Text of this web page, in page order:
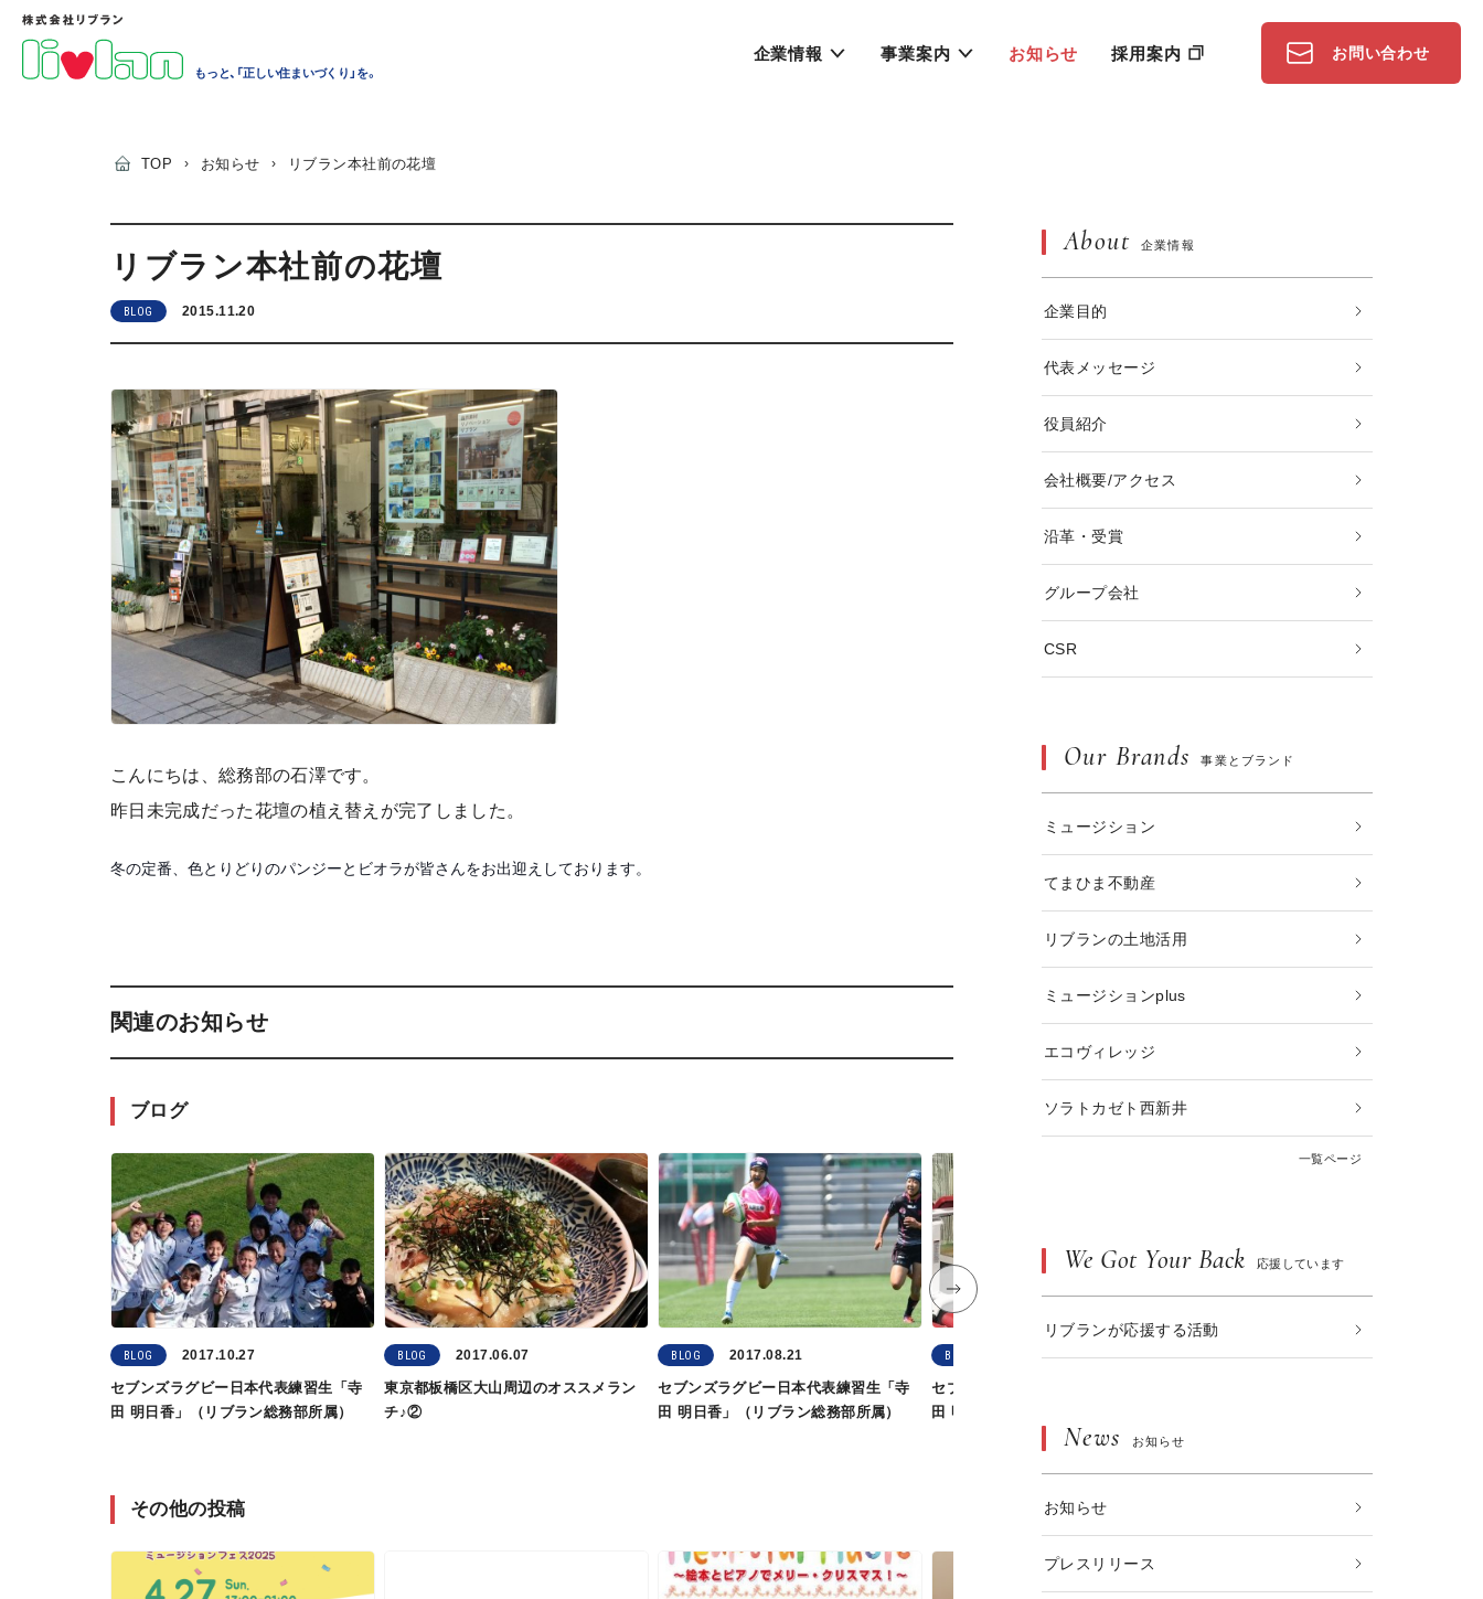
もっと、「正しい住まいづくり」を。
企業情報 事業案内 お知らせ 採用案内 お問い合わせ
TOP › お知らせ › リブラン本社前の花壇
リブラン本社前の花壇
BLOG 2015.11.20
こんにちは、総務部の石澤です。
昨日未完成だった花壇の植え替えが完了しました。
冬の定番、色とりどりのパンジーとビオラが皆さんをお出迎えしております。
関連のお知らせ
ブログ
BLOG 2017.10.27
セブンズラグビー日本代表練習生「寺
田 明日香」（リブラン総務部所属）
BLOG 2017.06.07
東京都板橋区大山周辺のオススメラン
チ♪②
BLOG 2017.08.21
セブンズラグビー日本代表練習生「寺
田 明日香」（リブラン総務部所属）
BLOG 2017.11.10
セブンズラグビー日本代表練習生「寺
田 明日香」（リブラン総務部所属）
BLOG 2020.02.17
その他の投稿
About 企業情報
企業目的
代表メッセージ
役員紹介
会社概要/アクセス
沿革・受賞
グループ会社
CSR
Our Brands 事業とブランド
ミュージション
てまひま不動産
リブランの土地活用
ミュージションplus
エコヴィレッジ
ソラトカゼト西新井
一覧ページ
We Got Your Back 応援しています
リブランが応援する活動
News お知らせ
お知らせ
プレスリリース